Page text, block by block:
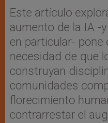
Este artículo
aumento de la IA -
en particular- pone
necesidad de que
construyan
comunidades
florecimiento
contrarrestar el